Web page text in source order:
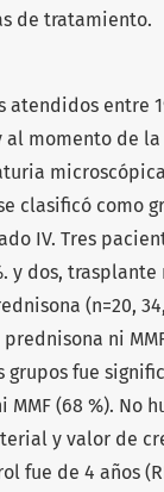
de tratamiento.
entre
momento de
clasificó como
IV. Tres
y dos, trasplante
(n=20,
ni
fue
(68 %). No
y valor de
de 4 años